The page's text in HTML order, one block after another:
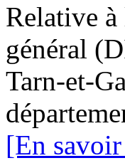
Relative à
général
Tarn-et-
[En